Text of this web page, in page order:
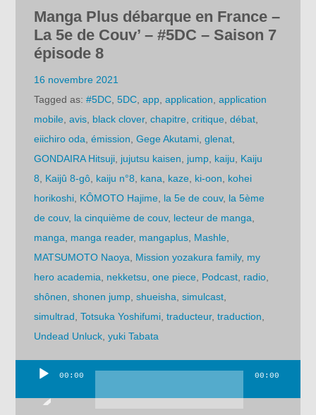
Manga Plus débarque en France –
La 5e de Couv’ – #5DC – Saison 7
épisode 8
16 novembre 2021
Tagged as:#5DC ,5DC ,app ,application ,application
mobile ,avis black clover,chapitre ,critique ,débat
eiichiro oda ,émission ,Gege Akutami ,glenat
GONDAIRA Hitsuji jujutsu kaisen jump kaiju
Kaiju
8
Kaijû 8-gô kaiju n°8 kana kaze ki-oon
kohei
horikoshi KÔMOTO Hajime la 5e de couv, la 5ème
de couv, la cinquième de couv, lecteur de manga
manga
manga reader, mangaplus Mashle
MATSUMOTO Naoya
Mission yozakura family, my
hero academia
nekketsu ,one piece Podcast radio
shônen ,shonen jump ,shueisha ,simulcast
simultrad ,Totsuka Yoshifumi ,traducteur,traduction
Undead Unluck ,yuki Tabata
00:00 00:00